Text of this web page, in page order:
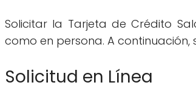
Solicitar la Tarjeta de Crédito
como en persona. A
Solicitud en Línea